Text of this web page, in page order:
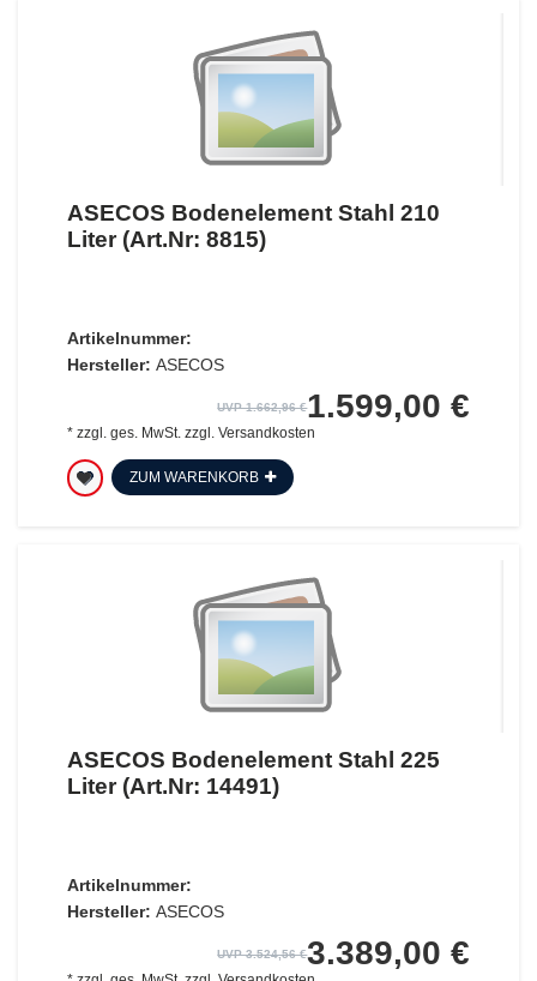
ASECOS Bodenelement Stahl 210
Liter (Art.Nr: 8815)
Artikelnummer:
Hersteller: ASECOS
UVP 1.662,96 €1.599,00 €
* zzgl. ges. MwSt.zzgl. Versandkosten
ZUM WARENKORB
ASECOS Bodenelement Stahl 225
Liter (Art.Nr: 14491)
Artikelnummer:
Hersteller: ASECOS
UVP 3.524,56 €3.389,00 €